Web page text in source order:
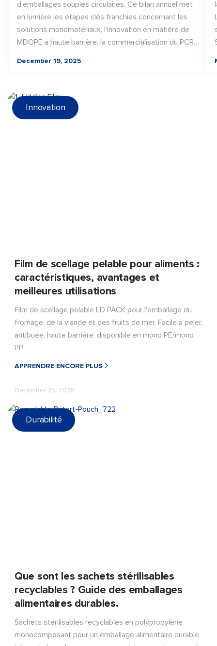
d’emballages souples circulaires. Ce bilan annuel met
en lumière les étapes clés franchies concernant les
solutions monomatériaux, l’innovation en matière de
MDOPE à haute barrière, la commercialisation du PCR
de matériaux en solutions d’emballage concrètes et
évolutives, jetant ainsi les bases d’une progression
continue vers des emballages recyclables et adaptés
December 19, 2025
Innovation
Film de scellage pelable pour aliments :
caractéristiques, avantages et
meilleures utilisations
Film de scellage pelable LD PACK pour l'emballage du
fromage, de la viande et des fruits de mer. Facile à peler,
antibuée, haute barrière, disponible en mono PE/mono
PP.
APPRENDRE ENCORE PLUS
December 25, 2025
Durabilité
Que sont les sachets stérilisables
recyclables ? Guide des emballages
alimentaires durables.
Sachets stérilisables recyclables en polypropylène
monocomposant pour un emballage alimentaire durable